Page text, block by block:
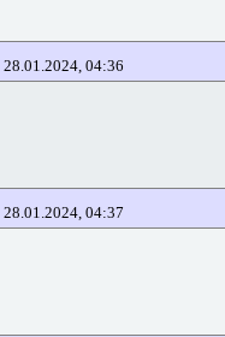
28.01.2024, 04:36
28.01.2024, 04:37